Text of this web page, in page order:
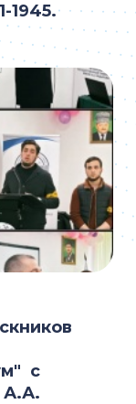
1945.
с
А.А.